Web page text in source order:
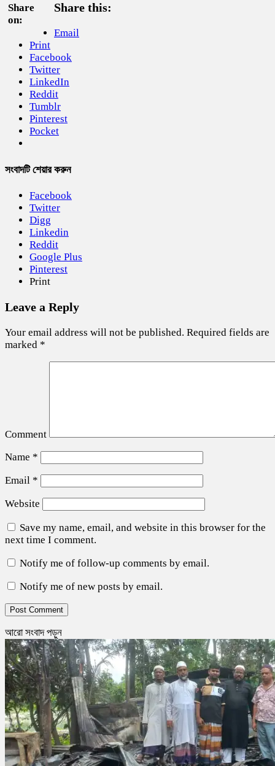
Share
on:
Share this:
Email
Print
Facebook
Twitter
LinkedIn
Reddit
Tumblr
Pinterest
Pocket
সংবাদটি শেয়ার করুন
Facebook
Twitter
Digg
Linkedin
Reddit
Google Plus
Pinterest
Print
Leave a Reply
Your email address will not be published. Required fields are
marked *
Comment
Name *
Email *
Website
Save my name, email, and website in this browser for the
next time I comment.
Notify me of follow-up comments by email.
Notify me of new posts by email.
আরো সংবাদ পড়ুন